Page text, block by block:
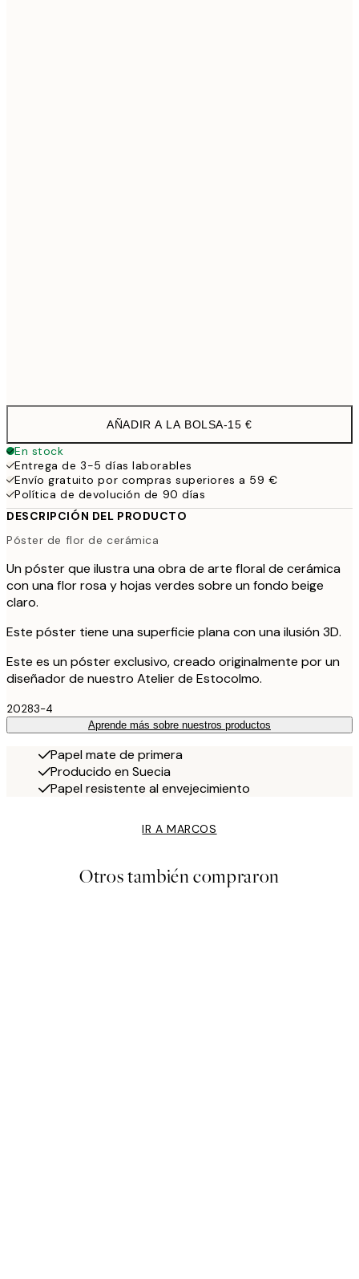
AÑADIR A LA BOLSA-15 €
En stock
Entrega de 3-5 días laborables
Envío gratuito por compras superiores a 59 €
Política de devolución de 90 días
DESCRIPCIÓN DEL PRODUCTO
Póster de flor de cerámica
Un póster que ilustra una obra de arte floral de cerámica
con una flor rosa y hojas verdes sobre un fondo beige
claro.
Este póster tiene una superficie plana con una ilusión 3D.
Este es un póster exclusivo, creado originalmente por un
diseñador de nuestro Atelier de Estocolmo.
20283-4
Aprende más sobre nuestros productos
Papel mate de primera
Producido en Suecia
Papel resistente al envejecimiento
IR A MARCOS
Otros también compraron